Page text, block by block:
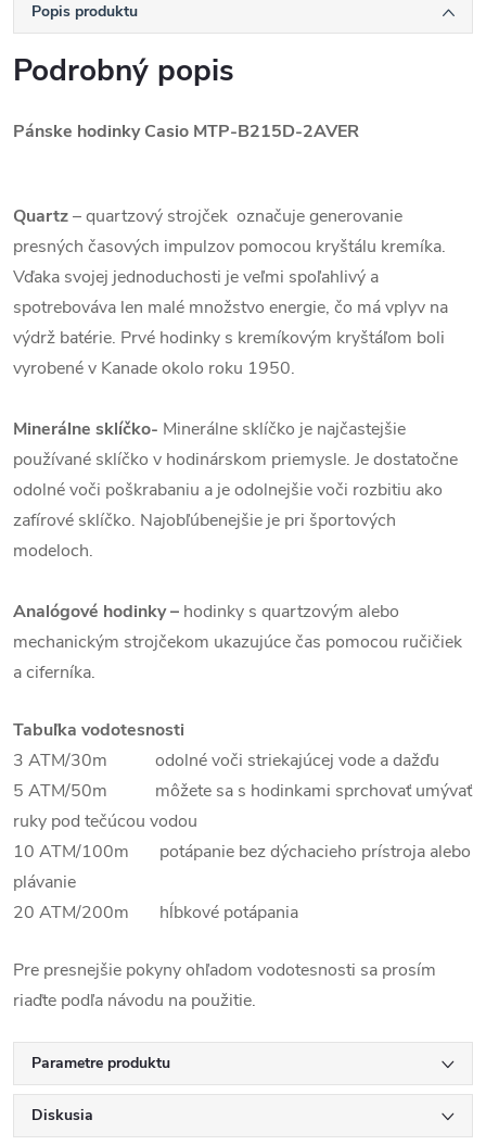
Popis produktu
Podrobný popis
Pánske hodinky Casio MTP-B215D-2AVER
Quartz– quartzový strojček označuje generovanie
presných časových impulzov pomocou kryštálu kremíka.
Vďaka svojej jednoduchosti je veľmi spoľahlivý a
spotrebováva len malé množstvo energie, čo má vplyv na
výdrž batérie. Prvé hodinky s kremíkovým kryštáľom boli
vyrobené v Kanade okolo roku 1950.
Minerálne sklíčko- Minerálne sklíčko je najčastejšie
používané sklíčko v hodinárskom priemysle. Je dostatočne
odolné voči poškrabaniu a je odolnejšie voči rozbitiu ako
zafírové sklíčko. Najobľúbenejšie je pri športových
modeloch.
Analógové hodinky – hodinky s quartzovým alebo
mechanickým strojčekom ukazujúce čas pomocou ručičiek
a ciferníka.
Tabuľka vodotesnosti
3 ATM/30m odolné voči striekajúcej vode a dažďu
5 ATM/50m môžete sa s hodinkami sprchovať umývať
ruky pod tečúcou vodou
10 ATM/100m potápanie bez dýchacieho prístroja alebo
plávanie
20 ATM/200m hĺbkové potápania
Pre presnejšie pokyny ohľadom vodotesnosti sa prosím
riaďte podľa návodu na použitie.
Parametre produktu
Diskusia